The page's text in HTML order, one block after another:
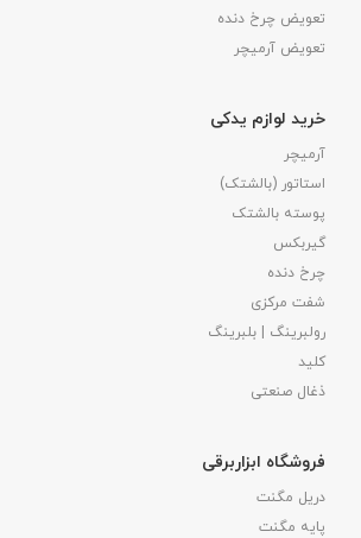
تعویض چرخ دنده
تعویض آرمیچر
خرید لوازم یدکی
آرمیچر
استاتور (بالشتک)
پوسته بالشتک
گیربکس
چرخ دنده
شفت مرکزی
رولبرینگ | بلبرینگ
کلید
ذغال صنعتی
فروشگاه ابزاربرقی
دریل مگنت
پایه مگنت